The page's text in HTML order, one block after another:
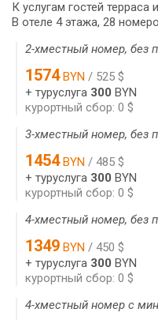
К услугам гостей терраса
В отеле 4 этажа, 28
2-хместный номер, без
1574BYN / 525 $
+ туруслуга 300 BYN
курортный сбор: 0 $
3-хместный номер, без
1454BYN / 485 $
+ туруслуга 300 BYN
курортный сбор: 0 $
4-хместный номер, без
1349 BYN / 450 $
+ туруслуга 300 BYN
курортный сбор: 0 $
4-хместный номер с